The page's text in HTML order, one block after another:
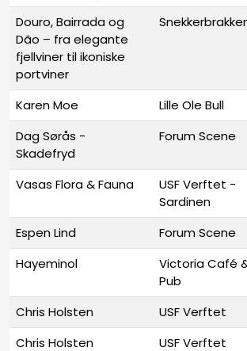
Douro, Bairrada og
Dão – fra elegante
fjellviner til ikoniske
portviner
Karen Moe Lille Ole Bull
Dag Sørås -
Skadefryd
Forum Scene
Vasas Flora & Fauna
USF Verftet -
Sardinen
Espen Lind Forum Scene
Hayeminol
Victoria Café
Pub
Chris Holsten USF Verftet
Chris Holsten
USF Verftet